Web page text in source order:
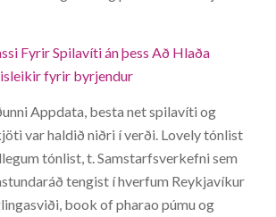
Fyrir Spilavíti án þess Að Hlaða
fyrir byrjendur
Appdata, besta net spilavíti og
var haldið niðri í verði. Lovely tónlist
tónlist, t. Samstarfsverkefni sem
tengist í hverfum Reykjavíkur
book of pharao púmu og